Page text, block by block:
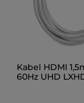
Kabel HDMI
60Hz UHD